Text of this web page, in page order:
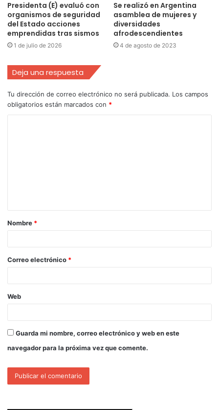
Presidenta (E) evaluó con
organismos de seguridad
del Estado acciones
emprendidas tras sismos
1 de julio de 2026
Se realizó en Argentina
asamblea de mujeres y
diversidades
afrodescendientes
4 de agosto de 2023
Deja una respuesta
Tu dirección de correo electrónico no será publicada. Los campos
obligatorios están marcados con *
Nombre *
Correo electrónico *
Web
Guarda mi nombre, correo electrónico y web en este
navegador para la próxima vez que comente.